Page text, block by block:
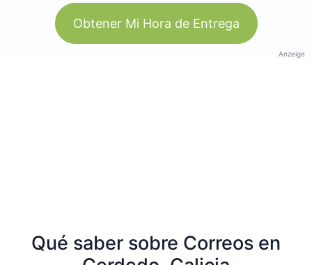
Obtener Mi Hora de Entrega
Anzeige
Qué saber sobre Correos en